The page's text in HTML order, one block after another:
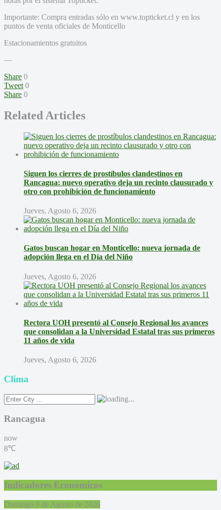
Importante: Compra entradas sólo en www.topticket.cl y en los
puntos de venta oficiales de Monticello
Estacionamientos gratuitos
—
Share 0
Tweet 0
Share 0
Related Articles
Siguen los cierres de prostíbulos clandestinos en
Rancagua: nuevo operativo deja un recinto clausurado y
otro con prohibición de funcionamiento
Jueves, Agosto 6, 2026
Gatos buscan hogar en Monticello: nueva jornada de
adopción llega en el Día del Niño
Jueves, Agosto 6, 2026
Rectora UOH presentó al Consejo Regional los avances
que consolidan a la Universidad Estatal tras sus primeros
11 años de vida
Jueves, Agosto 6, 2026
Clima
Rancagua
now
8℃
Indicadores Económicos
Domingo 9 de Agosto de 2026